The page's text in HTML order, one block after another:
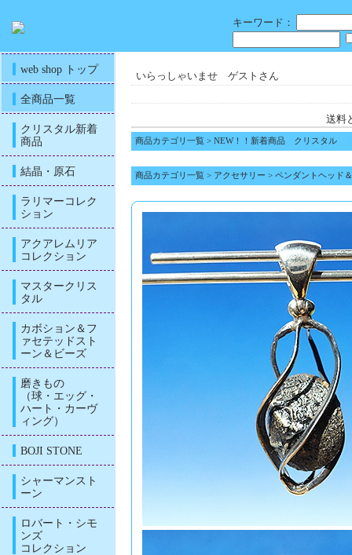
キーワード：
web shop トップ
全商品一覧
クリスタル新着
商品
結晶・原石
ラリマーコレク
ション
アクアレムリア
コレクション
マスタークリス
タル
カボション＆フ
ァセテッドスト
ーン＆ビーズ
磨きもの
（球・エッグ・
ハート・カーヴ
ィング）
BOJI STONE
シャーマンスト
ーン
ロバート・シモ
ンズ
コレクション
いらっしゃいませ ゲストさん
送料
商品カテゴリ一覧 > NEW！！新着商品 クリスタル
商品カテゴリ一覧 > アクセサリー > ペンダントヘッド